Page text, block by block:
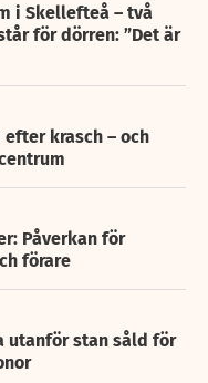
i Skellefteå – två
för dörren: ”Det är
krasch – och
Påverkan för
förare
utanför stan såld för